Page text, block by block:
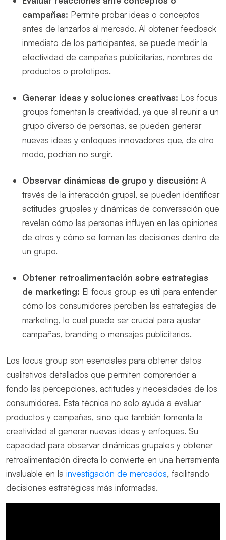
campañas: Permite probar ideas o conceptos
antes de lanzarlos al mercado. Al obtener feedback
inmediato de los participantes, se puede medir la
efectividad de campañas publicitarias, nombres de
productos o prototipos.
Generar ideas y soluciones creativas: Los focus
groups fomentan la creatividad, ya que al reunir a un
grupo diverso de personas, se pueden generar
nuevas ideas y enfoques innovadores que, de otro
modo, podrían no surgir.
Observar dinámicas de grupo y discusión: A
través de la interacción grupal, se pueden identificar
actitudes grupales y dinámicas de conversación que
revelan cómo las personas influyen en las opiniones
de otros y cómo se forman las decisiones dentro de
un grupo.
Obtener retroalimentación sobre estrategias
de marketing: El focus group es útil para entender
cómo los consumidores perciben las estrategias de
marketing, lo cual puede ser crucial para ajustar
campañas, branding o mensajes publicitarios.
Los focus group son esenciales para obtener datos
cualitativos detallados que permiten comprender a
fondo las percepciones, actitudes y necesidades de los
consumidores. Esta técnica no solo ayuda a evaluar
productos y campañas, sino que también fomenta la
creatividad al generar nuevas ideas y enfoques. Su
capacidad para observar dinámicas grupales y obtener
retroalimentación directa lo convierte en una herramienta
invaluable en la investigación de mercados, facilitando
decisiones estratégicas más informadas.